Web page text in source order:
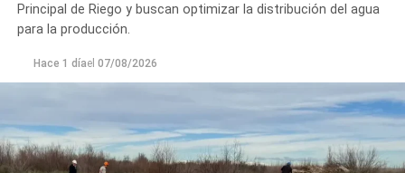
Principal de Riego y buscan optimizar la distribución del agua
para la producción.
Hace 1 díael 07/08/2026